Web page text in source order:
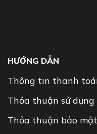
HƯỚNG DẪN
Thông tin thanh
Thỏa thuận sử dụng
Thỏa thuận bảo mật